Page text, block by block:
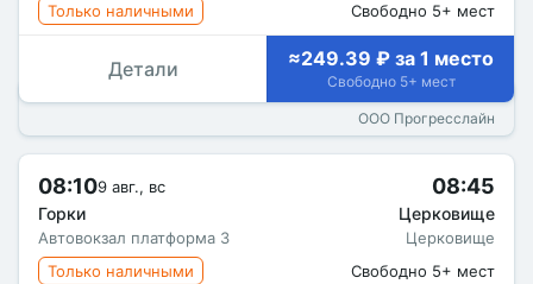
Только наличными
Свободно 5+ мест
Детали ≈249.39 ₽ за 1 место
Свободно 5+ мест
ООО Прогресслайн
08:109 авг., вс
Горки
Автовокзал платформа 3
08:45
Церковище
Церковище
Только наличными
Свободно 5+ мест